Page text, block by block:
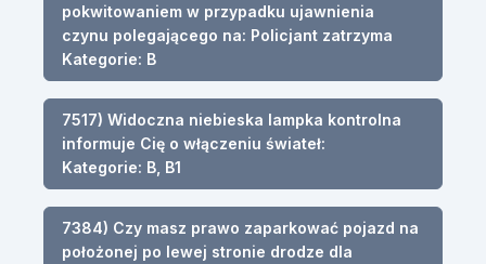
pokwitowaniem w przypadku ujawnienia
czynu polegającego na: Policjant zatrzyma
Kategorie: B
7517) Widoczna niebieska lampka kontrolna
informuje Cię o włączeniu świateł:
Kategorie: B, B1
7384) Czy masz prawo zaparkować pojazd na
położonej po lewej stronie drodze dla